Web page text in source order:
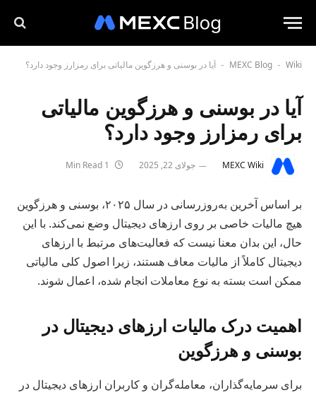
MEXC Blog - Wiki
- آیا در بوسنی و هرزگوین مالیاتی برای رمزارز وجود دارد؟
آیا در بوسنی و هرزگوین مالیاتی
برای رمزارز وجود دارد؟
MEXC Wiki جولای 22, 2025
بر اساس آخرین به‌روزرسانی در سال ۲۰۲۵، بوسنی و هرزگوین
هیچ مالیات خاصی بر روی ارزهای دیجیتال وضع نمی‌کند. با این
حال، این بدان معنا نیست که فعالیت‌های مرتبط با ارزهای
دیجیتال کاملاً از مالیات معاف هستند، زیرا اصول کلی مالیاتی
ممکن است بسته به نوع معاملات انجام شده، اعمال شوند.
اهمیت درک مالیات ارزهای دیجیتال در
بوسنی و هرزگوین
برای سرمایه‌گذاران، معامله‌گران و کاربران ارزهای دیجیتال در